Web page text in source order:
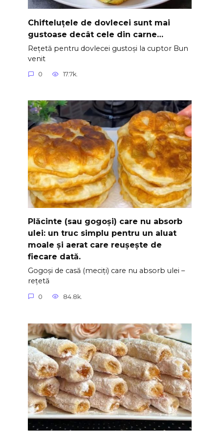
Chifteluțele de dovlecei sunt mai
gustoase decât cele din carne…
Rețetă pentru dovlecei gustoși la cuptor Bun
venit
0 17.7k.
Plăcinte (sau gogoși) care nu absorb
ulei: un truc simplu pentru un aluat
moale și aerat care reușește de
fiecare dată.
Gogoși de casă (meciți) care nu absorb ulei –
rețetă
0 84.8k.